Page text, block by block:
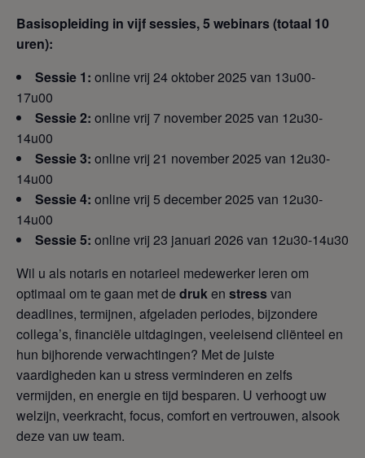
Basisopleiding in vijf sessies, 5 webinars (totaal 10
uren):
Sessie 1: online vrij 24 oktober 2025 van 13u00-
17u00
Sessie 2: online vrij 7 november 2025 van 12u30-
14u00
Sessie 3: online vrij 21 november 2025 van 12u30-
14u00
Sessie 4: online vrij 5 december 2025 van 12u30-
14u00
Sessie 5: online vrij 23 januari 2026 van 12u30-14u30
Wil u als notaris en notarieel medewerker leren om
optimaal om te gaan met de druken stressvan
deadlines, termijnen, afgeladen periodes, bijzondere
collega’s, financiële uitdagingen, veeleisend cliënteel en
hun bijhorende verwachtingen? Met de juiste
vaardigheden kan u stress verminderen en zelfs
vermijden, en energie en tijd besparen. U verhoogt uw
welzijn, veerkracht, focus, comfort en vertrouwen, alsook
deze van uw team.